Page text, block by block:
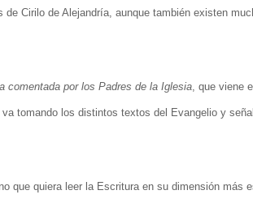
Cirilo de Alejandría, aunque también existen
comentada por los Padres de la Iglesia, que viene
tomando los distintos textos del Evangelio y
que quiera leer la Escritura en su dimensión más